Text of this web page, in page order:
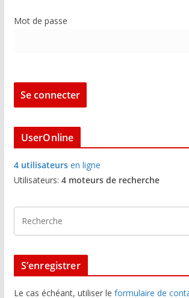
Mot de passe
UserOnline
4 utilisateursen ligne
Utilisateurs: 4 moteurs de recherche
S’enregistrer
Le cas échéant, utiliser le formulaire de